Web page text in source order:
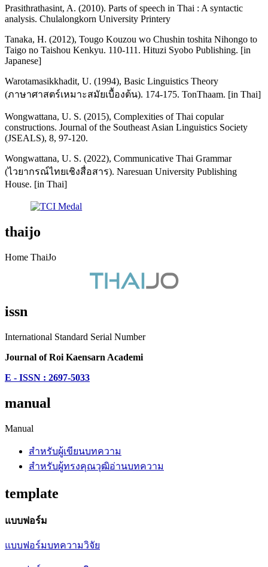
Prasithrathasint, A. (2010). Parts of speech in Thai : A syntactic
analysis. Chulalongkorn University Printery
Tanaka, H. (2012), Tougo Kouzou wo Chushin toshita Nihongo to
Taigo no Taishou Kenkyu. 110-111. Hituzi Syobo Publishing. [in
Japanese]
Warotamasikkhadit, U. (1994), Basic Linguistics Theory
(ภาษาศาสตร์เหมาะสมัยเบื้องต้น). 174-175. TonThaam. [in Thai]
Wongwattana, U. S. (2015), Complexities of Thai copular
constructions. Journal of the Southeast Asian Linguistics Society
(JSEALS), 8, 97-120.
Wongwattana, U. S. (2022), Communicative Thai Grammar
(ไวยากรณ์ไทยเชิงสื่อสาร). Naresuan University Publishing
House. [in Thai]
thaijo
Home ThaiJo
issn
International Standard Serial Number
Journal of Roi Kaensarn Academi
E - ISSN : 2697-5033
manual
Manual
สำหรับผู้เขียนบทความ
สำหรับผู้ทรงคุณวุฒิอ่านบทความ
template
แบบฟอร์ม
แบบฟอร์มบทความวิจัย